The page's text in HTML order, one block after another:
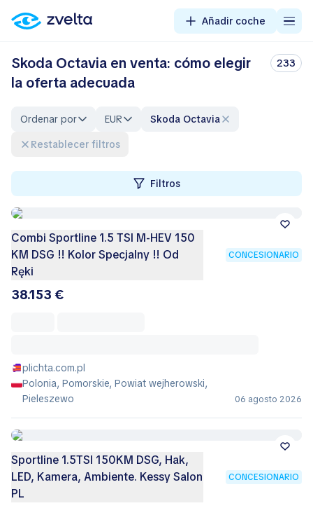
Añadir coche
Skoda Octavia en venta: cómo elegir
la oferta adecuada
233
Ordenar por EUR
Skoda Octavia
Restablecer filtros
Filtros
Combi Sportline 1.5 TSI M-HEV 150
KM DSG !! Kolor Specjalny !! Od
Ręki
CONCESIONARIO
38.153 €
plichta.com.pl
Polonia, Pomorskie, Powiat wejherowski,
Pieleszewo
06 agosto 2026
Sportline 1.5TSI 150KM DSG, Hak,
LED, Kamera, Ambiente. Kessy Salon
PL
CONCESIONARIO